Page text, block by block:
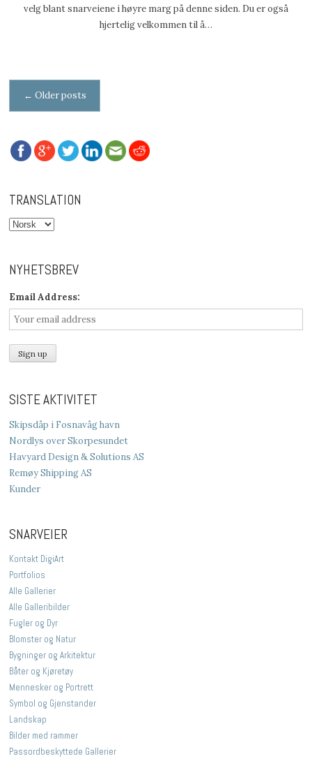
velg blant snarveiene i høyre marg på denne siden. Du er også
hjertelig velkommen til å…
Posts navigation
← Older posts
TRANSLATION
NYHETSBREV
Email Address:
SISTE AKTIVITET
Skipsdåp i Fosnavåg havn
Nordlys over Skorpesundet
Havyard Design & Solutions AS
Remøy Shipping AS
Kunder
SNARVEIER
Kontakt DigiArt
Portfolios
Alle Gallerier
Alle Galleribilder
Fugler og Dyr
Blomster og Natur
Bygninger og Arkitektur
Båter og Kjøretøy
Mennesker og Portrett
Symbol og Gjenstander
Landskap
Bilder med rammer
Passordbeskyttede Gallerier